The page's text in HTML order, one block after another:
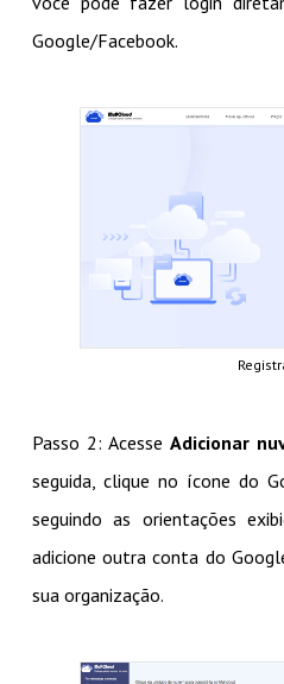
Google/Facebook.
Passo 2: Acesse Adicionar
seguida, clique no ícone do
seguindo as orientações
adicione outra conta do
sua organização.